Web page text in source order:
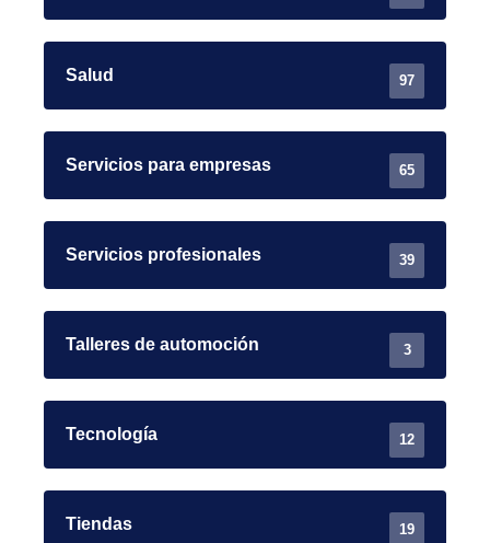
Salud 97
Servicios para empresas 65
Servicios profesionales 39
Talleres de automoción 3
Tecnología 12
Tiendas 19